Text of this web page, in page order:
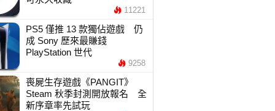
11221
PS5 僅推 13 款獨佔遊戲 仍
成 Sony 歷來最賺錢
PlayStation 世代
9258
喪屍生存遊戲《PANGIT》
Steam 秋季封測開放報名 全
新序章率先試玩